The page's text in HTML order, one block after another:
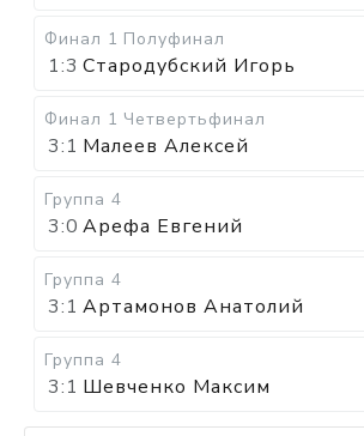
Финал 1 Полуфинал
1:3 Стародубский Игорь
Финал 1 Четвертьфинал
3:1 Малеев Алексей
Группа 4
3:0 Арефа Евгений
Группа 4
3:1 Артамонов Анатолий
Группа 4
3:1 Шевченко Максим